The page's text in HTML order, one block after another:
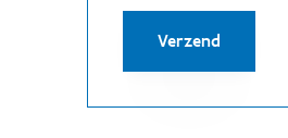
Verzend